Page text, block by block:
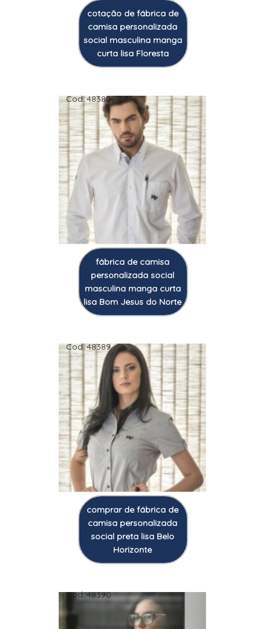
cotação de fábrica de
camisa personalizada
social masculina manga
curta lisa Floresta
Cod.:48388
fábrica de camisa
personalizada social
masculina manga curta
lisa Bom Jesus do Norte
Cod.:48389
comprar de fábrica de
camisa personalizada
social preta lisa Belo
Horizonte
Cod.:48390